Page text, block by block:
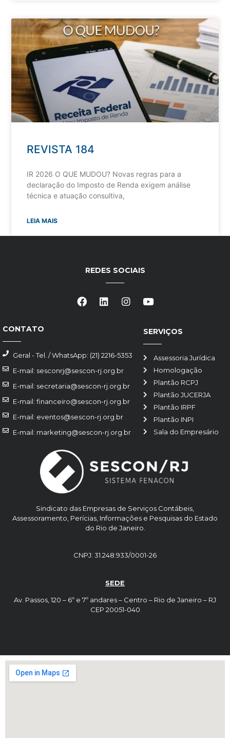
REVISTA 184
IR 2026 O QUE MUDOU? Novas regras para a
declaração do Imposto de Renda exigem análise
técnica e atuação consultiva,
LEIA MAIS
Sindicato das Empresas de Serviços Contábeis,
Assessoramento, Perícias, Informações e Pesquisas do Estado
do Rio de Janeiro.
CNPJ: 31.248.933/0001-26
SEDE
Av. Passos, 120 – 6º e 7º andares – Centro – Rio de Janeiro – RJ
CEP 20051-040
SERVIÇOS
Assessoria Jurídica
Homologação
Plantão RCPJ
Plantão JUCERJA
Plantão IRPF
Plantão INPI
Sala do Empresário
CONTATO
Geral - Tel. / WhatsApp: (21) 2216-5353
E-mail: sesconrj@sescon-rj.org.br
E-mail: secretaria@sescon-rj.org.br
E-mail: financeiro@sescon-rj.org.br
E-mail: eventos@sescon-rj.org.br
E-mail: marketing@sescon-rj.org.br
REDES SOCIAIS